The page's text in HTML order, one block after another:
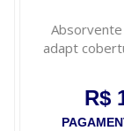
adapt
R$